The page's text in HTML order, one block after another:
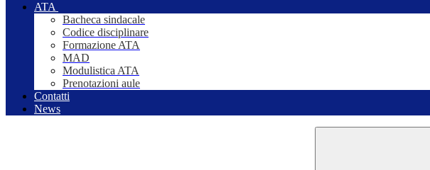
ATA
Bacheca sindacale
Codice disciplinare
Formazione ATA
MAD
Modulistica ATA
Prenotazioni aule
Contatti
News